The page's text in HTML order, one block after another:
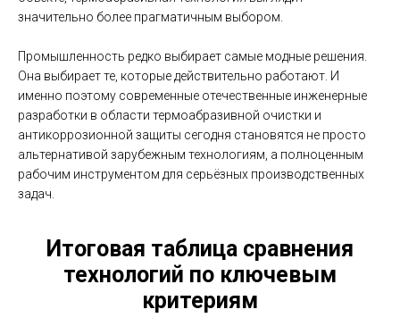
значительно более прагматичным выбором.
Промышленность редко выбирает самые модные решения.
Она выбирает те, которые действительно работают. И
именно поэтому современные отечественные инженерные
разработки в области термоабразивной очистки и
антикоррозионной защиты сегодня становятся не просто
альтернативой зарубежным технологиям, а полноценным
рабочим инструментом для серьёзных производственных
задач.
Итоговая таблица сравнения
технологий по ключевым
критериям